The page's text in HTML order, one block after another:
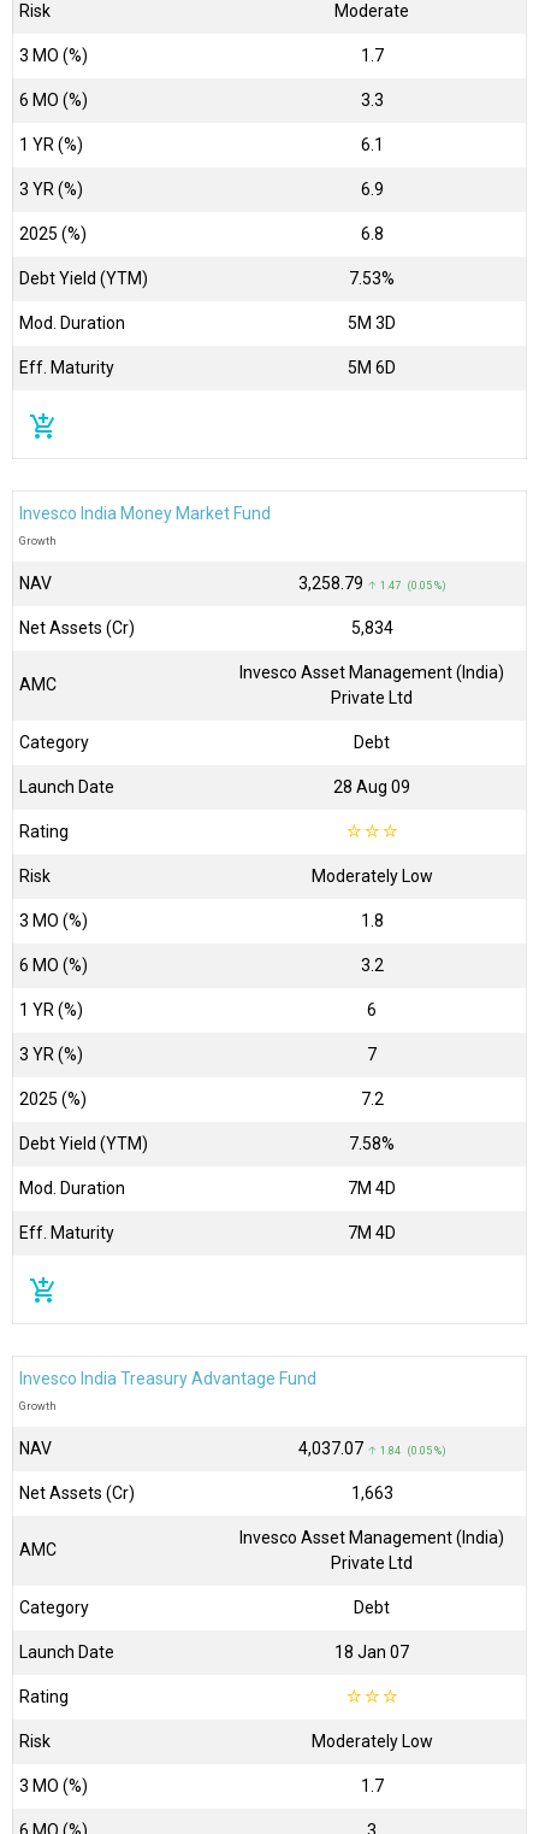
Risk Moderate
3 MO (%) 1.7
6 MO (%) 3.3
1 YR (%) 6.1
3 YR (%) 6.9
2025 (%) 6.8
Debt Yield (YTM) 7.53%
Mod. Duration 5M 3D
Eff. Maturity 5M 6D
add_shopping_cart
Invesco India Money Market Fund
Growth
NAV ₹3,258.79 ↑ 1.47 (0.05 %)
Net Assets (Cr) ₹5,834
AMC
Invesco Asset Management (India)
Private Ltd
Category Debt
Launch Date 28 Aug 09
Rating ☆☆☆
Risk Moderately Low
3 MO (%) 1.8
6 MO (%) 3.2
1 YR (%) 6
3 YR (%) 7
2025 (%) 7.2
Debt Yield (YTM) 7.58%
Mod. Duration 7M 4D
Eff. Maturity 7M 4D
add_shopping_cart
Invesco India Treasury Advantage Fund
Growth
NAV ₹4,037.07 ↑ 1.84 (0.05 %)
Net Assets (Cr) ₹1,663
AMC
Invesco Asset Management (India)
Private Ltd
Category Debt
Launch Date 18 Jan 07
Rating ☆☆☆
Risk Moderately Low
3 MO (%) 1.7
6 MO (%) 3